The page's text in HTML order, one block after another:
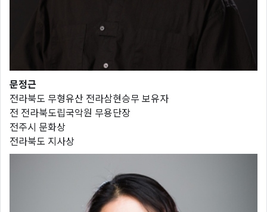
문정근
전라북도 무형유산 전라삼현승무 보유자
전 전라북도립국악원 무용단장
전주시 문화상
전라북도 지사상